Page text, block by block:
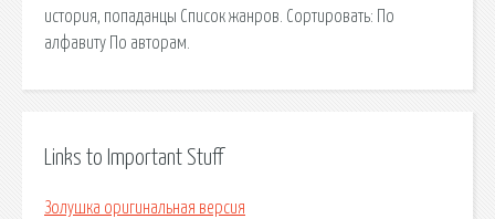
история, попаданцы Список жанров. Сортировать: По
алфавиту По авторам.
Links to Important Stuff
Золушка оригинальная версия